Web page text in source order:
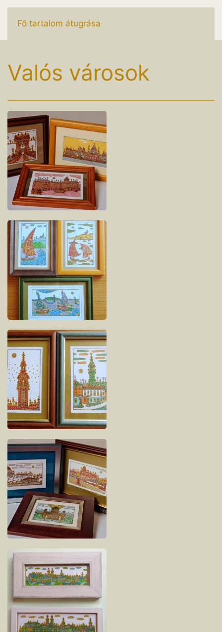
Fő tartalom átugrása
Valós városok